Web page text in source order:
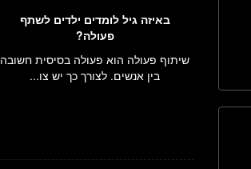
באיזה גיל לומדים ילדים לשתף
פעולה?
שיתוף פעולה הוא פעולה בסיסית חשובה
בין אנשים. לצורך כך יש צו...